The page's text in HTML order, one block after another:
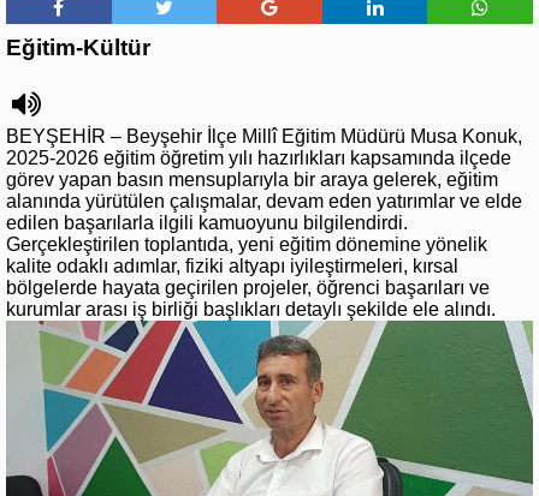
Eğitim-Kültür
BEYŞEHİR – Beyşehir İlçe Millî Eğitim Müdürü Musa Konuk,
2025-2026 eğitim öğretim yılı hazırlıkları kapsamında ilçede
görev yapan basın mensuplarıyla bir araya gelerek, eğitim
alanında yürütülen çalışmalar, devam eden yatırımlar ve elde
edilen başarılarla ilgili kamuoyunu bilgilendirdi.
Gerçekleştirilen toplantıda, yeni eğitim dönemine yönelik
kalite odaklı adımlar, fiziki altyapı iyileştirmeleri, kırsal
bölgelerde hayata geçirilen projeler, öğrenci başarıları ve
kurumlar arası iş birliği başlıkları detaylı şekilde ele alındı.